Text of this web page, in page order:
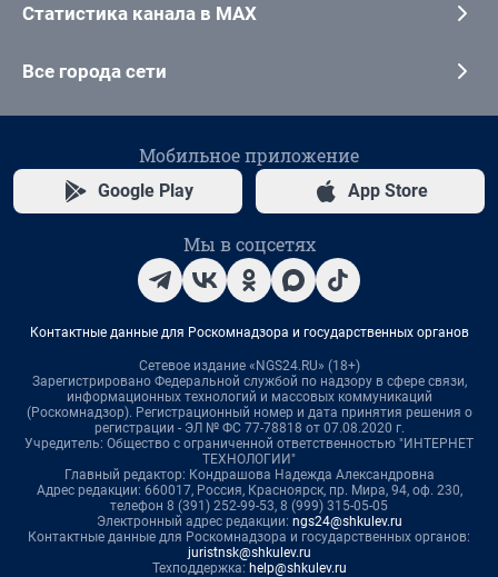
Статистика канала в MAX
Все города сети
Мобильное приложение
Google Play App Store
Мы в соцсетях
Контактные данные для Роскомнадзора и государственных органов
Сетевое издание «NGS24.RU» (18+)
Зарегистрировано Федеральной службой по надзору в сфере связи,
информационных технологий и массовых коммуникаций
(Роскомнадзор). Регистрационный номер и дата принятия решения о
регистрации - ЭЛ № ФС 77-78818 от 07.08.2020 г.
Учредитель: Общество с ограниченной ответственностью "ИНТЕРНЕТ
ТЕХНОЛОГИИ"
Главный редактор: Кондрашова Надежда Александровна
Адрес редакции: 660017, Россия, Красноярск, пр. Мира, 94, оф. 230,
телефон 8 (391) 252-99-53, 8 (999) 315-05-05
Электронный адрес редакции: ngs24@shkulev.ru
Контактные данные для Роскомнадзора и государственных органов:
juristnsk@shkulev.ru
Техподдержка: help@shkulev.ru